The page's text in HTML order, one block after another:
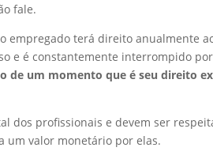
fale.
empregado terá direito anualmente
e é constantemente interrompido
de um momento que é seu direito
dos profissionais e devem ser
um valor monetário por elas.